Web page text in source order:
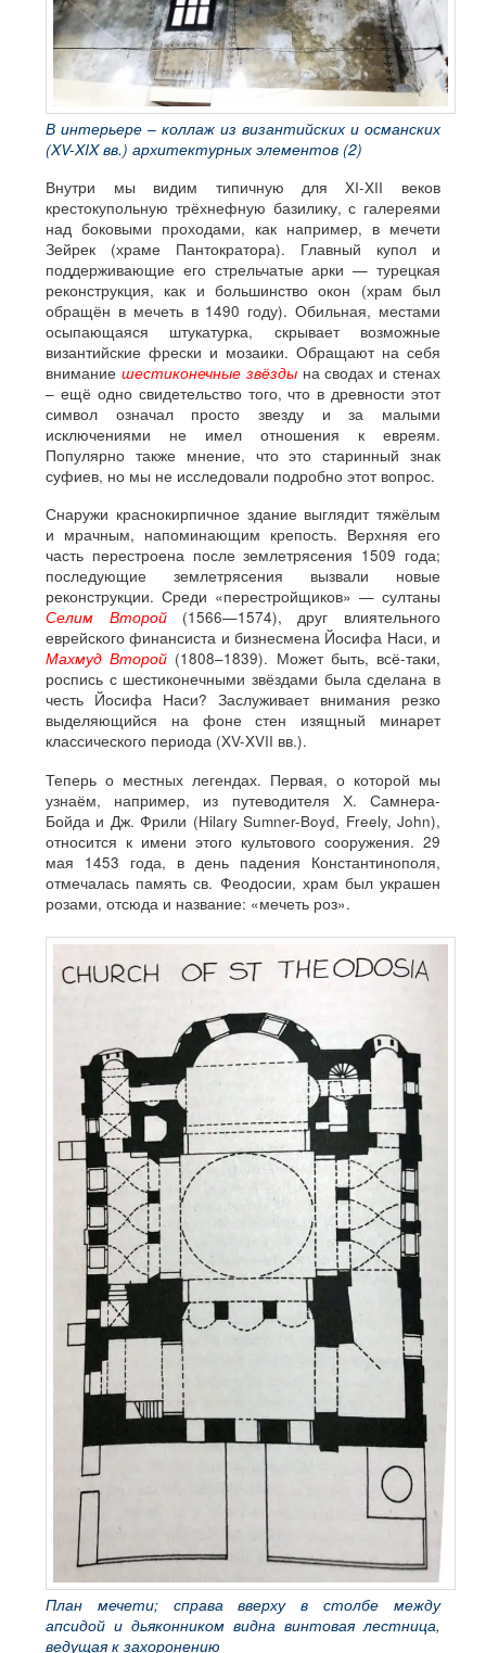
В интерьере – коллаж из византийских и османских
(XV-XIX вв.) архитектурных элементов (2)
Внутри мы видим типичную для XI-XII веков
крестокупольную трёхнефную базилику, с галереями
над боковыми проходами, как например, в мечети
Зейрек (храме Пантократора). Главный купол и
поддерживающие его стрельчатые арки — турецкая
реконструкция, как и большинство окон (храм был
обращён в мечеть в 1490 году). Обильная, местами
осыпающаяся штукатурка, скрывает возможные
византийские фрески и мозаики. Обращают на себя
внимание шестиконечные звёздына сводах и стенах
– ещё одно свидетельство того, что в древности этот
символ означал просто звезду и за малыми
исключениями не имел отношения к евреям.
Популярно также мнение, что это старинный знак
суфиев, но мы не исследовали подробно этот вопрос.
Снаружи краснокирпичное здание выглядит тяжёлым
и мрачным, напоминающим крепость. Верхняя его
часть перестроена после землетрясения 1509 года;
последующие землетрясения вызвали новые
реконструкции. Среди «перестройщиков» — султаны
Селим Второй(1566—1574), друг влиятельного
еврейского финансиста и бизнесмена Йосифа Наси, и
Махмуд Второй (1808–1839). Может быть, всё-таки,
роспись с шестиконечными звёздами была сделана в
честь Йосифа Наси? Заслуживает внимания резко
выделяющийся на фоне стен изящный минарет
классического периода (XV-XVII вв.).
Теперь о местных легендах. Первая, о которой мы
узнаём, например, из путеводителя Х. Самнера-
Бойда и Дж. Фрили (Hilary Sumner-Boyd, Freely, John),
относится к имени этого культового сооружения. 29
мая 1453 года, в день падения Константинополя,
отмечалась память св. Феодосии, храм был украшен
розами, отсюда и название: «мечеть роз».
План мечети; справа вверху в столбе между
апсидой и дьяконником видна винтовая лестница,
ведущая к захоронению